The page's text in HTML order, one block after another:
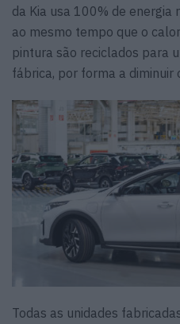
da Kia usa 100% de energia
ao mesmo tempo que o
pintura são reciclados para
fábrica, por forma a diminuir
Todas as unidades